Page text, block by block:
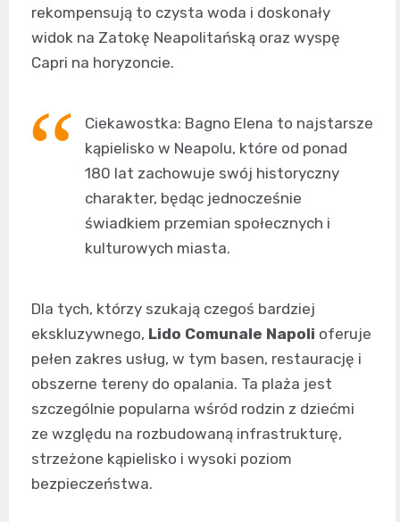
rekompensują to czysta woda i doskonały
widok na Zatokę Neapolitańską oraz wyspę
Capri na horyzoncie.
Ciekawostka: Bagno Elena to najstarsze
kąpielisko w Neapolu, które od ponad
180 lat zachowuje swój historyczny
charakter, będąc jednocześnie
świadkiem przemian społecznych i
kulturowych miasta.
Dla tych, którzy szukają czegoś bardziej
ekskluzywnego, Lido Comunale Napoli oferuje
pełen zakres usług, w tym basen, restaurację i
obszerne tereny do opalania. Ta plaża jest
szczególnie popularna wśród rodzin z dziećmi
ze względu na rozbudowaną infrastrukturę,
strzeżone kąpielisko i wysoki poziom
bezpieczeństwa.